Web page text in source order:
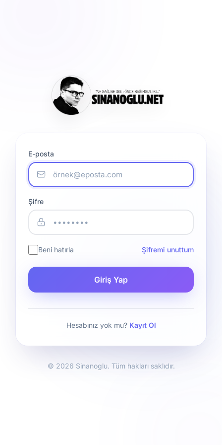
E-posta
Şifre
Beni hatırla Şifremi unuttum
Giriş Yap
Hesabınız yok mu? Kayıt Ol
© 2026 Sinanoglu. Tüm hakları saklıdır.